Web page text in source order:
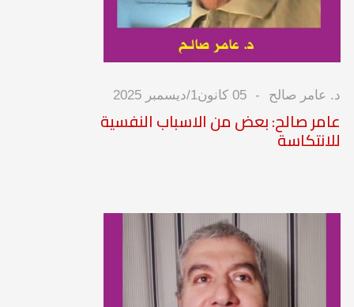
د. عامر صالح 05 كانون1/ديسمبر 2025
عامر صالح: بعض من الاسباب النفسية
للانتكاسة